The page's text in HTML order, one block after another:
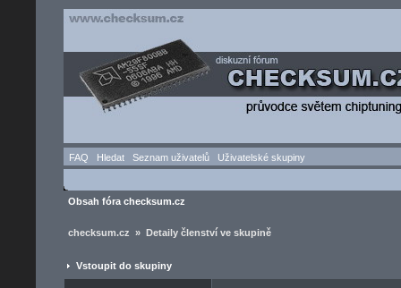
FAQ Hledat Seznam uživatelů Uživatelské skupiny
Obsah fóra checksum.cz
checksum.cz » Detaily členství ve skupině
Vstoupit do skupiny